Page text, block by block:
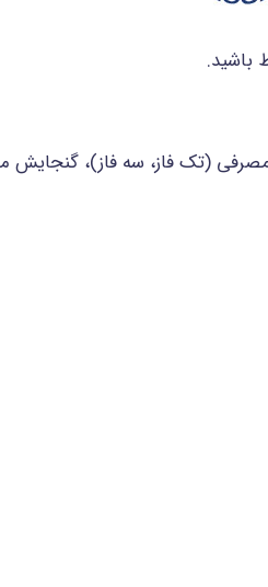
باشید.
مصرفی (تک فاز، سه فاز)، گنجایش